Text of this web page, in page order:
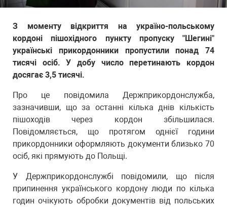
З моменту відкриття на україно-польському
кордоні пішохідного пункту пропуску "Шегині"
українські прикордонники пропустили понад 74
тисячі осіб. У добу число перетинають кордон
досягає 3,5 тисячі.
Про це повідомила Держприкордонслужба,
зазначивши, що за останні кілька днів кількість
пішоходів через кордон збільшилася.
Повідомляється, що протягом однієї години
прикордонники оформляють документи близько 70
осіб, які прямують до Польщі.
У Держприкордонслужбі повідомили, що після
припинення українського кордону люди по кілька
годин очікують обробки документів від польських